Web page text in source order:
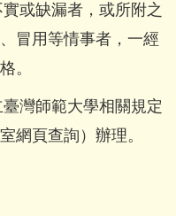
或缺漏者，或所附之
冒用等情事者，一經
。
灣師範大學相關規定
網頁查詢）辦理。